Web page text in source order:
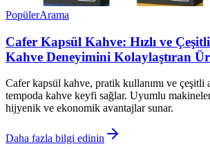
PopülerArama
Cafer Kapsül Kahve: Hızlı ve
Kahve Deneyimini Kolaylaştıran
Cafer kapsül kahve, pratik kullanımı ve çeşitli
tempoda kahve keyfi sağlar. Uyumlu
hijyenik ve ekonomik avantajlar sunar.
Daha fazla bilgi edinin